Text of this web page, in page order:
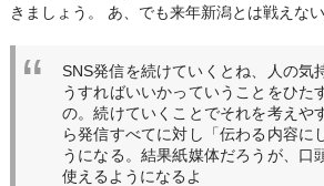
きましょう。 あ、でも来年新潟とは戦えない
SNS発信を続けていくとね、人の気
うすればいいかっていうことをひた
の。続けていくことでそれを考えや
ら発信すべてに対し「伝わる内容に
うになる。結果紙媒体だろうが、口
使えるようになるよ